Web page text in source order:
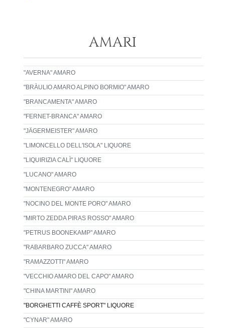
AMARI
"AVERNA" AMARO
"BRÀULIO AMARO ALPINO BORMIO" AMARO
"BRANCAMENTA" AMARO
"FERNET-BRANCA" AMARO
"JÄGERMEISTER" AMARO
"LIMONCELLO DELL'ISOLA" LIQUORE
"LIQUIRIZIA CALÌ" LIQUORE
"LUCANO" AMARO
"MONTENEGRO" AMARO
"NOCINO DEL MONTE PORO" AMARO
"MIRTO ZEDDA PIRAS ROSSO" AMARO
"PETRUS BOONEKAMP" AMARO
"RABARBARO ZUCCA" AMARO
"RAMAZZOTTI" AMARO
"VECCHIO AMARO DEL CAPO" AMARO
"CHINA MARTINI" AMARO
"BORGHETTI CAFFÈ SPORT" LIQUORE
"CYNAR" AMARO